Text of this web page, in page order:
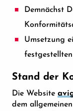
Demnächst
Umsetzung
Stand der
Die Website
dem